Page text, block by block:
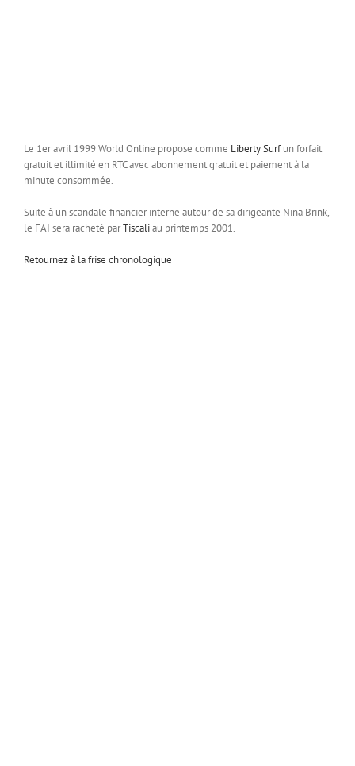
Le 1er avril 1999 World Online propose comme Liberty Surfun forfait
gratuit et illimité en RTC avec abonnement gratuit et paiement à la
minute consommée.
Suite à un scandale financier interne autour de sa dirigeante Nina Brink,
le FAI sera racheté parTiscaliau printemps 2001.
Retournez à la frise chronologique